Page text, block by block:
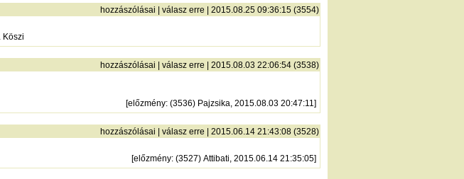
hozzászólásai válasz erre | 2015.08.25 09:36:15 (3554)
Köszi
hozzászólásai válasz erre | 2015.08.03 22:06:54 (3538)
[előzmény: (3536) Pajzsika, 2015.08.03 20:47:11]
hozzászólásai válasz erre | 2015.06.14 21:43:08 (3528)
[előzmény: (3527) Attibati, 2015.06.14 21:35:05]